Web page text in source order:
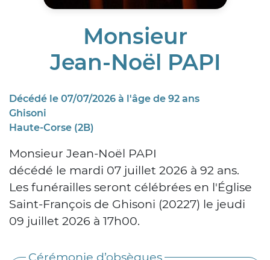
Monsieur
Jean-Noël PAPI
Décédé le 07/07/2026 à l'âge de 92 ans
Ghisoni
Haute-Corse (2B)
Monsieur Jean-Noël PAPI
décédé le mardi 07 juillet 2026 à 92 ans.
Les funérailles seront célébrées en l'Église
Saint-François de Ghisoni (20227) le jeudi
09 juillet 2026 à 17h00.